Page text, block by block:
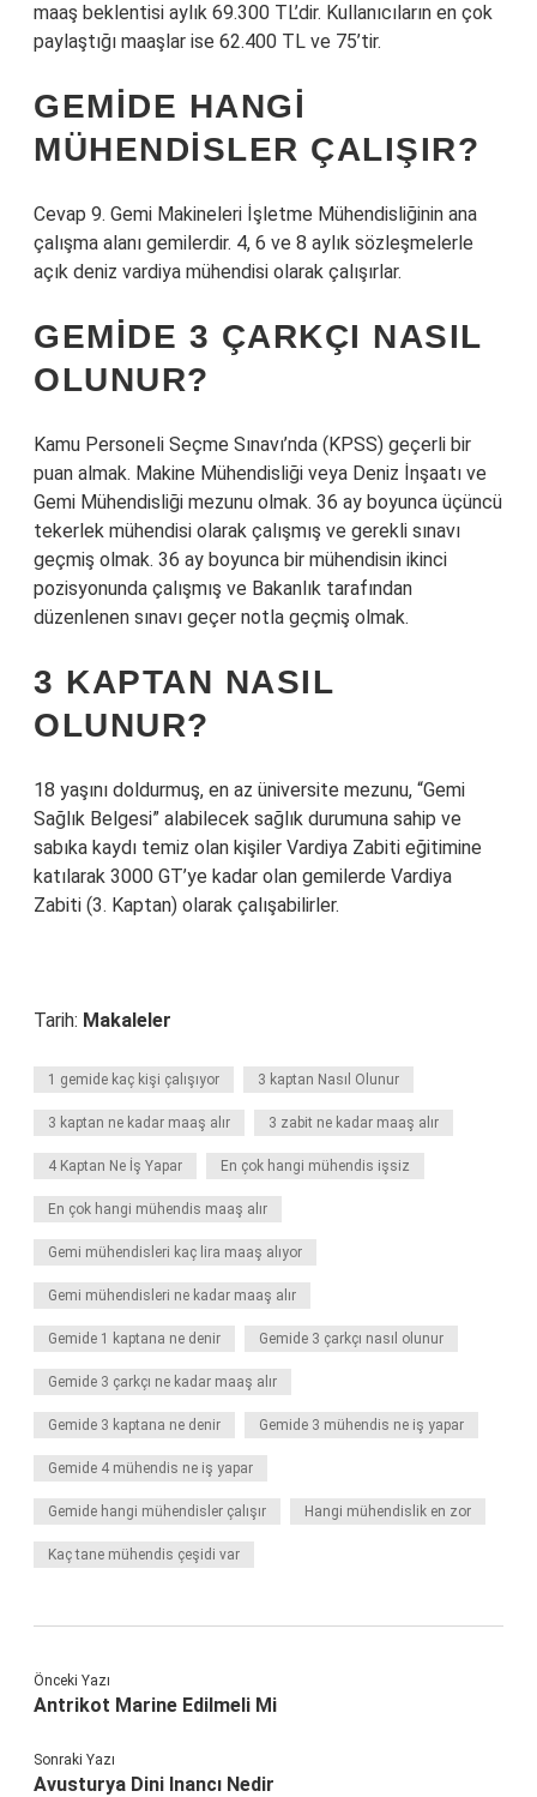
maaş beklentisi aylık 69.300 TL’dir. Kullanıcıların en çok
paylaştığı maaşlar ise 62.400 TL ve 75’tir.
GEMIDE HANGI
MÜHENDISLER ÇALIŞIR?
Cevap 9. Gemi Makineleri İşletme Mühendisliğinin ana
çalışma alanı gemilerdir. 4, 6 ve 8 aylık sözleşmelerle
açık deniz vardiya mühendisi olarak çalışırlar.
GEMIDE 3 ÇARKÇI NASIL
OLUNUR?
Kamu Personeli Seçme Sınavı’nda (KPSS) geçerli bir
puan almak. Makine Mühendisliği veya Deniz İnşaatı ve
Gemi Mühendisliği mezunu olmak. 36 ay boyunca üçüncü
tekerlek mühendisi olarak çalışmış ve gerekli sınavı
geçmiş olmak. 36 ay boyunca bir mühendisin ikinci
pozisyonunda çalışmış ve Bakanlık tarafından
düzenlenen sınavı geçer notla geçmiş olmak.
3 KAPTAN NASIL
OLUNUR?
18 yaşını doldurmuş, en az üniversite mezunu, “Gemi
Sağlık Belgesi” alabilecek sağlık durumuna sahip ve
sabıka kaydı temiz olan kişiler Vardiya Zabiti eğitimine
katılarak 3000 GT’ye kadar olan gemilerde Vardiya
Zabiti (3. Kaptan) olarak çalışabilirler.
Tarih: Makaleler
1 gemide kaç kişi çalışıyor 3 kaptan Nasıl Olunur
3 kaptan ne kadar maaş alır 3 zabit ne kadar maaş alır
4 Kaptan Ne İş Yapar En çok hangi mühendis işsiz
En çok hangi mühendis maaş alır
Gemi mühendisleri kaç lira maaş alıyor
Gemi mühendisleri ne kadar maaş alır
Gemide 1 kaptana ne denir Gemide 3 çarkçı nasıl olunur
Gemide 3 çarkçı ne kadar maaş alır
Gemide 3 kaptana ne denir Gemide 3 mühendis ne iş yapar
Gemide 4 mühendis ne iş yapar
Gemide hangi mühendisler çalışır Hangi mühendislik en zor
Kaç tane mühendis çeşidi var
Önceki Yazı
Antrikot Marine Edilmeli Mi
Sonraki Yazı
Avusturya Dini Inancı Nedir